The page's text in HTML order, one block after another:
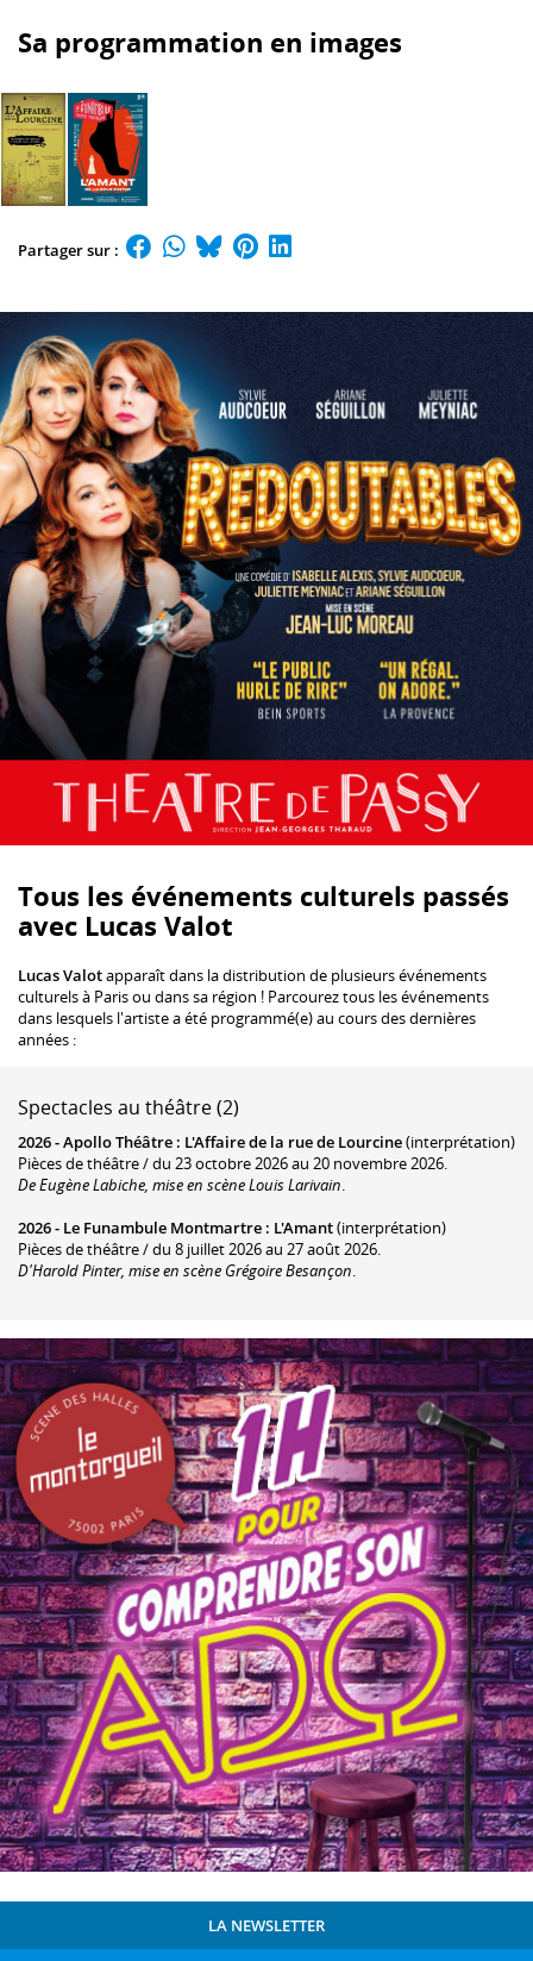
Sa programmation en images
Partager sur :
Tous les événements culturels passés
avec Lucas Valot
Lucas Valotapparaît dans la distribution de plusieurs événements
culturels à Paris ou dans sa région ! Parcourez tous les événements
dans lesquels l'artiste a été programmé(e) au cours des dernières
années :
Spectacles au théâtre (2)
2026 -Apollo Théâtre : L'Affaire de la rue de Lourcine(interprétation)
Pièces de théâtre / du 23 octobre 2026 au 20 novembre 2026.
De Eugène Labiche, mise en scène Louis Larivain.
2026 - Le Funambule Montmartre : L'Amant(interprétation)
Pièces de théâtre / du 8 juillet 2026 au 27 août 2026.
D'Harold Pinter, mise en scène Grégoire Besançon.
LA NEWSLETTER